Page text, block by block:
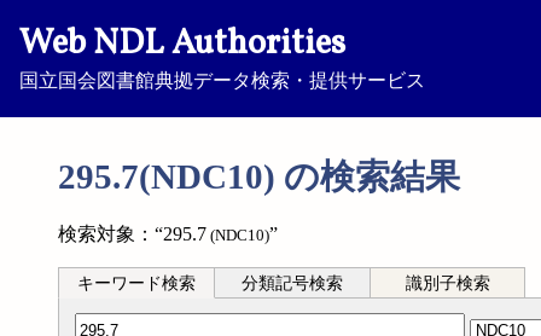
Web NDL Authorities
国立国会図書館典拠データ検索・提供サービス
295.7(NDC10) の検索結果
検索対象：“295.7 (NDC10)”
キーワード検索 分類記号検索 識別子検索
分類記号検索